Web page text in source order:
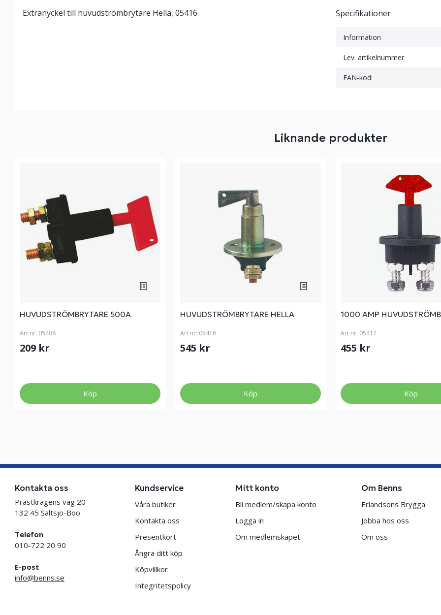
Extranyckel till huvudströmbrytare Hella, 05416. Specifikationer
Information
Lev. artikelnummer
EAN-kod:
Liknande produkter
HUVUDSTRÖMBRYTARE 500A
Art nr: 05408
209 kr
Köp
HUVUDSTRÖMBRYTARE HELLA
Art nr: 05416
545 kr
Köp
1000 AMP
Art nr: 05417
455 kr
Köp
Kontakta oss
Prästkragens väg 20
132 45 Saltsjö-Boo
Telefon
010-722 20 90
E-post
info@benns.se
Kundservice
Våra butiker
Kontakta oss
Presentkort
Ångra ditt köp
Köpvillkor
Integritetspolicy
Mitt konto
Bli medlem/skapa konto
Logga in
Om medlemskapet
Om Benns
Erlandsons Brygga
Jobba hos oss
Om oss